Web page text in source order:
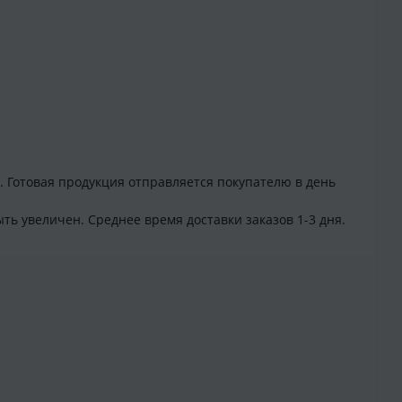
продукция отправляется покупателю в день
увеличен. Среднее время доставки заказов 1-3 дня.